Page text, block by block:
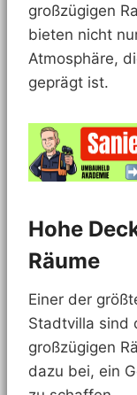
großzügigen
bieten nicht
Atmosphäre,
geprägt ist.
Hohe
Räume
Einer der
Stadtvilla sind
großzügigen
dazu bei, ein